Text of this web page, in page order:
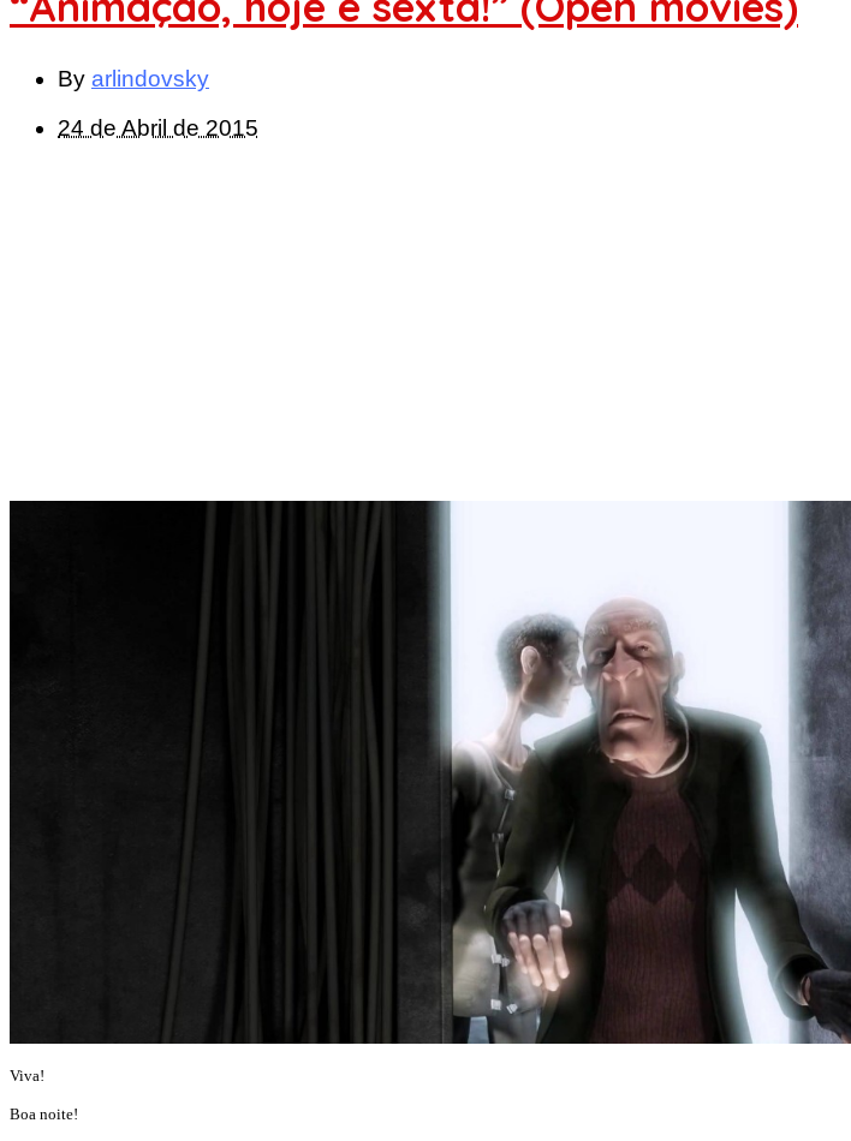
By arlindovsky
24 de Abril de 2015
Viva!
Boa noite!